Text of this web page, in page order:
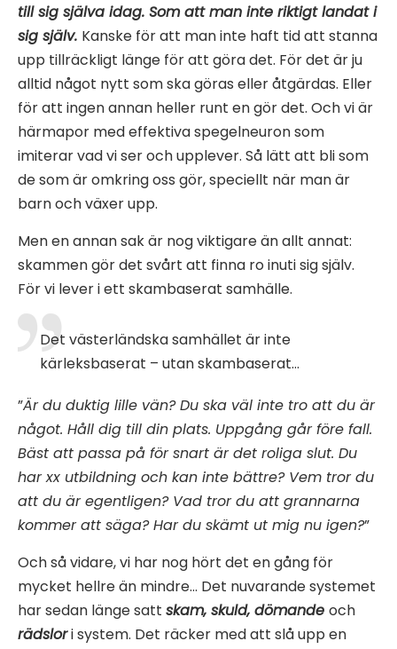
till sig själva idag. Som att man inte riktigt landat i
sig själv. Kanske för att man inte haft tid att stanna
upp tillräckligt länge för att göra det. För det är ju
alltid något nytt som ska göras eller åtgärdas. Eller
för att ingen annan heller runt en gör det. Och vi är
härmapor med effektiva spegelneuron som
imiterar vad vi ser och upplever. Så lätt att bli som
de som är omkring oss gör, speciellt när man är
barn och växer upp.
Men en annan sak är nog viktigare än allt annat:
skammen gör det svårt att finna ro inuti sig själv.
För vi lever i ett skambaserat samhälle.
Det västerländska samhället är inte
kärleksbaserat – utan skambaserat…
”Är du duktig lille vän? Du ska väl inte tro att du är
något. Håll dig till din plats. Uppgång går före fall.
Bäst att passa på för snart är det roliga slut. Du
har xx utbildning och kan inte bättre? Vem tror du
att du är egentligen? Vad tror du att grannarna
kommer att säga? Har du skämt ut mig nu igen?”
Och så vidare, vi har nog hört det en gång för
mycket hellre än mindre… Det nuvarande systemet
har sedan länge satt skam, skuld, dömande och
rädslori system. Det räcker med att slå upp en